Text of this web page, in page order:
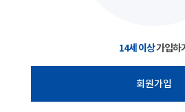
14세 이상가입하
회원가입